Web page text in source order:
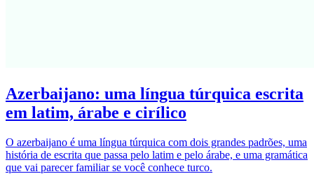
Azerbaijano: uma língua túrquica escrita
em latim, árabe e cirílico
O azerbaijano é uma língua túrquica com dois grandes padrões, uma
história de escrita que passa pelo latim e pelo árabe, e uma gramática
que vai parecer familiar se você conhece turco.